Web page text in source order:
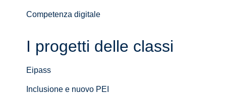
Competenza digitale
I progetti delle classi
Eipass
Inclusione e nuovo PEI